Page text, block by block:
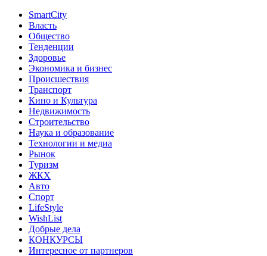
SmartCity
Власть
Общество
Тенденции
Здоровье
Экономика и бизнес
Происшествия
Транспорт
Кино и Культура
Недвижимость
Строительство
Наука и образование
Технологии и медиа
Рынок
Туризм
ЖКХ
Авто
Спорт
LifeStyle
WishList
Добрые дела
КОНКУРСЫ
Интересное от партнеров